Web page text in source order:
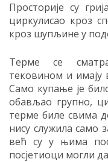
Просторије су
циркулисао кроз
кроз шупљине у
Терме се
тековином и имају
Само купање је
обављао групно,
терме биле свима
нису служила само
већ су у њима
посјетиоци могли